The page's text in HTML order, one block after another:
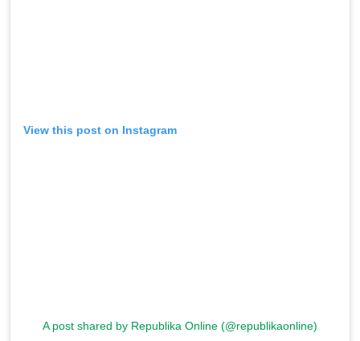
View this post on Instagram
A post shared by Republika Online (@republikaonline)